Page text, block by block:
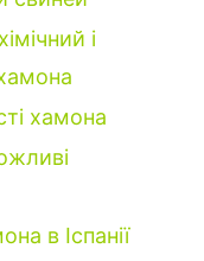
і
хамона
в Іспанії